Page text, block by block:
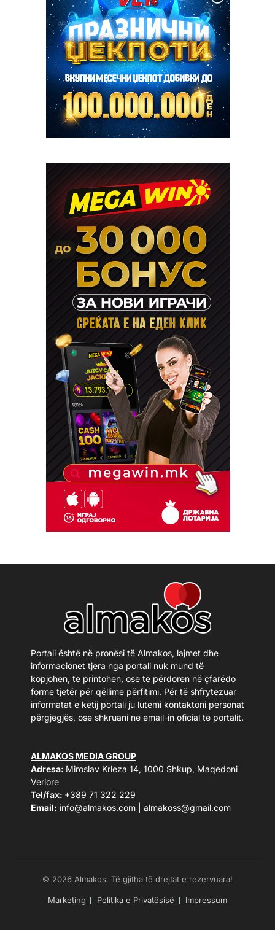
Portali është në pronësi të Almakos, lajmet dhe
informacionet tjera nga portali nuk mund të
kopjohen, të printohen, ose të përdoren në çfarëdo
forme tjetër për qëllime përfitimi. Për të shfrytëzuar
informatat e këtij portali ju lutemi kontaktoni personat
përgjegjës, ose shkruani në email-in oficial të portalit.
ALMAKOS MEDIA GROUP
Adresa: Miroslav Krleza 14, 1000 Shkup, Maqedoni
Veriore
Tel/fax: +389 71 322 229
Email: info@almakos.com almakoss@gmail.com
© 2026 Almakos. Të gjitha të drejtat e rezervuara!
Marketing Politika e Privatësisë Impressum